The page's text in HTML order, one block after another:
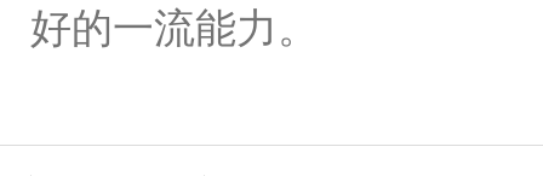
好的一流能力。